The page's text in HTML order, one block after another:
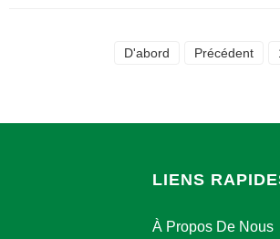
D'abord Précédent
LIENS
À Propos De Nous